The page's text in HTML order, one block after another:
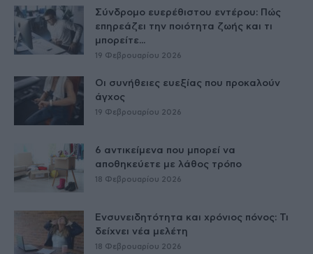
Σύνδρομο ευερέθιστου εντέρου: Πώς
επηρεάζει την ποιότητα ζωής και τι
μπορείτε...
19 Φεβρουαρίου 2026
Οι συνήθειες ευεξίας που προκαλούν
άγχος
19 Φεβρουαρίου 2026
6 αντικείμενα που μπορεί να
αποθηκεύετε με λάθος τρόπο
18 Φεβρουαρίου 2026
Ενσυνειδητότητα και χρόνιος πόνος: Τι
δείχνει νέα μελέτη
18 Φεβρουαρίου 2026